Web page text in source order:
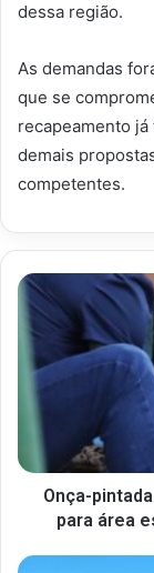
dessa região.
As demandas
que se
recapeamento
demais
competentes.
Onça-
para área